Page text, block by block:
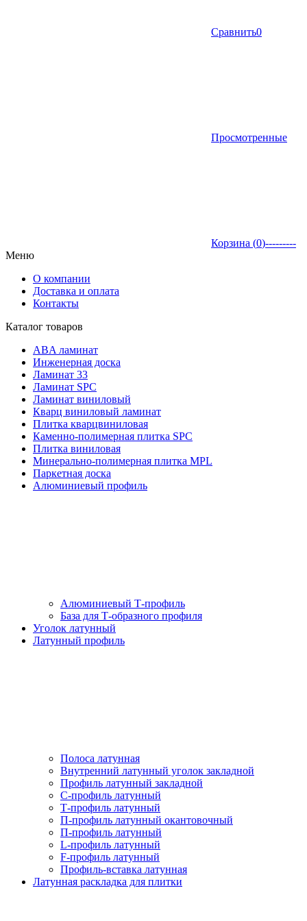
Сравнить0
Просмотренные
Корзина (0)---------
Меню
О компании
Доставка и оплата
Контакты
Каталог товаров
ABA ламинат
Инженерная доска
Ламинат 33
Ламинат SPC
Ламинат виниловый
Кварц виниловый ламинат
Плитка кварцвиниловая
Каменно-полимерная плитка SPC
Плитка виниловая
Минерально-полимерная плитка MPL
Паркетная доска
Алюминиевый профиль
Алюминиевый Т-профиль
База для Т-образного профиля
Уголок латунный
Латунный профиль
Полоса латунная
Внутренний латунный уголок закладной
Профиль латунный закладной
С-профиль латунный
Т-профиль латунный
П-профиль латунный окантовочный
П-профиль латунный
L-профиль латунный
F-профиль латунный
Профиль-вставка латунная
Латунная раскладка для плитки